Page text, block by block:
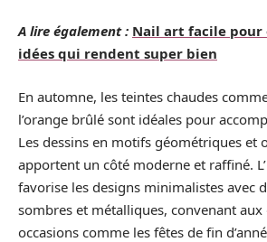
A lire également : Nail art facile pour
idées qui rendent super bien
En automne, les teintes chaudes
l’orange brûlé sont idéales pour
Les dessins en motifs géométriques et
apportent un côté moderne et raffiné.
favorise les designs minimalistes avec
sombres et métalliques, convenant
occasions comme les fêtes de fin